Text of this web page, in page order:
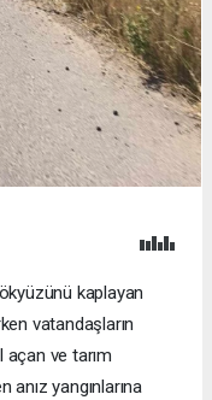
kaplayan
vatandaşların
ve tarım
yangınlarına